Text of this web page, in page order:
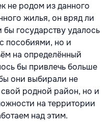
не родом из данного
жилья, он вряд ли
бы государству удалось
пособиями, но и
на определённый
бы привлечь больше
они выбирали не
родной район, но и
на территории
над этим.